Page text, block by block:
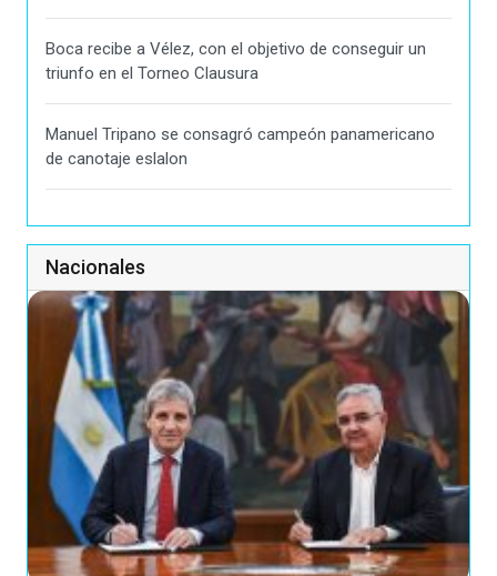
Boca recibe a Vélez, con el objetivo de conseguir un
triunfo en el Torneo Clausura
Manuel Tripano se consagró campeón panamericano
de canotaje eslalon
Nacionales